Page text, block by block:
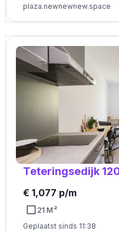
plaza.newnewnew.space
Teteringsedijk
€ 1,077 p/m
21 M²
Geplaatst sinds 11:38